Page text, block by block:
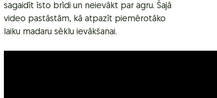
sagaidīt īsto brīdi un neievākt par agru. Šajā
video pastāstām, kā atpazīt piemērotāko
laiku madaru sēklu ievākšanai.